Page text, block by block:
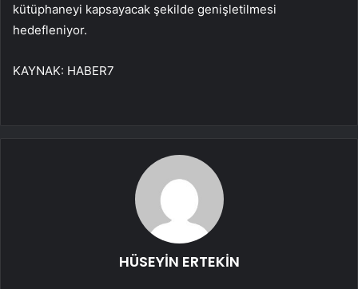
kütüphaneyi kapsayacak şekilde genişletilmesi
hedefleniyor.
KAYNAK: HABER7
HÜSEYİN ERTEKİN